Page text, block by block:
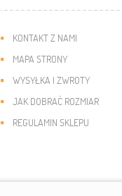
KONTAKT Z NAMI
MAPA STRONY
WYSYŁKA I ZWROTY
JAK DOBRAĆ ROZMIAR
REGULAMIN SKLEPU